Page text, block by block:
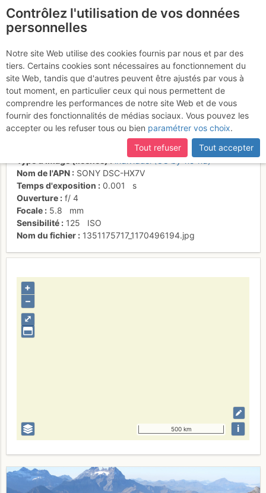
Vue du sommet sur le
cirque de Sorniot
Activités
Date/heure
individuel (CC by-nc-nd)
Nom de l'APN
SONY DSC-HX7V
Temps d'exposition
0.001
s
Ouverture
f/ 4
Focale
5.8
mm
Sensibilité
125
ISO
Nom du fichier
1351175717_1170496194.jpg
⤢
+
–
500 km i
Contrôlez l'utilisation de vos données
personnelles
Notre site Web utilise des cookies fournis par nous et par des
tiers. Certains cookies sont nécessaires au fonctionnement du
site Web, tandis que d'autres peuvent être ajustés par vous à
tout moment, en particulier ceux qui nous permettent de
comprendre les performances de notre site Web et de vous
fournir des fonctionnalités de médias sociaux. Vous pouvez les
accepter ou les refuser tous ou bien paramétrer vos choix.
Tout refuser
Tout accepter